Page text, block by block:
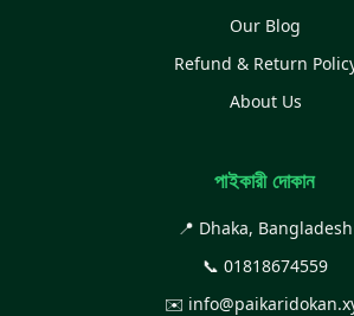
Our Blog
Refund & Return
About Us
পাইকারী দোকান
📍 Dhaka, Bangladesh
📞 01818674559
✉️